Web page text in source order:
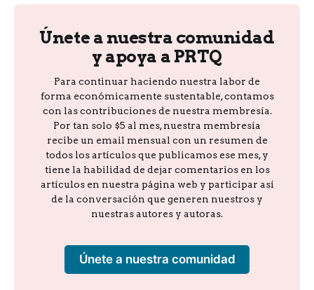
Únete a nuestra comunidad
y apoya a PRTQ
Para continuar haciendo nuestra labor de
forma económicamente sustentable, contamos
con las contribuciones de nuestra membresía.
Por tan solo $5 al mes, nuestra membresía
recibe un email mensual con un resumen de
todos los artículos que publicamos ese mes, y
tiene la habilidad de dejar comentarios en los
artículos en nuestra página web y participar así
de la conversación que generen nuestros y
nuestras autores y autoras.
Únete a nuestra comunidad